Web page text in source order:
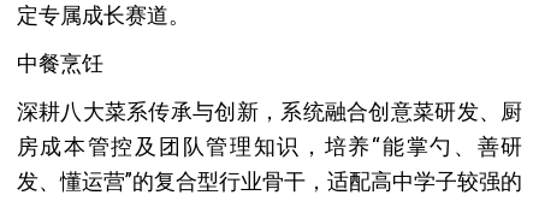
定专属成长赛道。
中餐烹饪
深耕八大菜系传承与创新，系统融合创意菜研发、厨
房成本管控及团队管理知识，培养“能掌勺、善研
发、懂运营”的复合型行业骨干，适配高中学子较强的